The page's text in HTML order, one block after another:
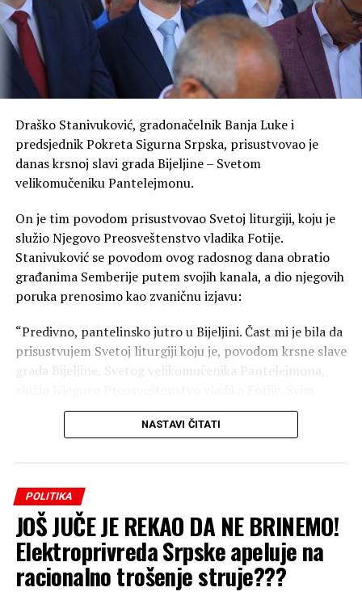
Draško Stanivuković, gradonačelnik Banja Luke i
predsjednik Pokreta Sigurna Srpska, prisustvovao je
danas krsnoj slavi grada Bijeljine – Svetom
velikomučeniku Pantelejmonu.
On je tim povodom prisustvovao Svetoj liturgiji, koju je
služio Njegovo Preosveštenstvo vladika Fotije.
Stanivuković se povodom ovog radosnog dana obratio
građanima Semberije putem svojih kanala, a dio njegovih
poruka prenosimo kao zvaničnu izjavu:
“Predivno, pantelinsko jutro u Bijeljini. Čast mi je bila da
prisustvujem Svetoj liturgiji koju je, povodom krsne slave
grada Bijeljine, Svetog velikomučenika Pantelejmona,
građanima Bijeljine i Semberije od srca čestitam krsnu
slavu!”, izjavio je Stanivuković.
Предивно, пантелинско
јутро у Бијељини. 🙏
Част ми је била да
присуствујем Светој
NASTAVI ČITATI
POLITIKA
JOŠ JUČE JE REKAO DA NE BRINEMO!
Elektroprivreda Srpske apeluje na
racionalno trošenje struje???